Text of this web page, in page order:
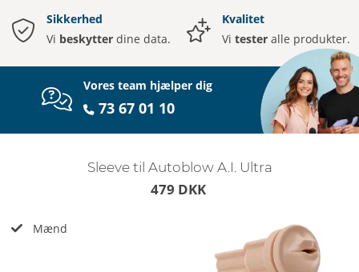
Sikkerhed
Vi beskytter dine data.
Kvalitet
Vi tester alle produkter.
Vores team hjælper dig
73 67 01 10
Sleeve til Autoblow A.I. Ultra
479 DKK
Mænd